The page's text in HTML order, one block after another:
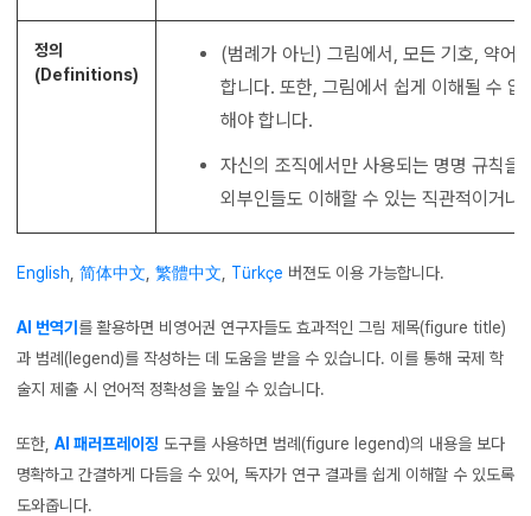
정의
(Definitions)
(범례가 아닌) 그림에서, 모든 기호, 약어
합니다. 또한, 그림에서 쉽게 이해될 수
해야 합니다.
자신의 조직에서만 사용되는 명명 규칙
외부인들도 이해할 수 있는 직관적이거
English 简体中文 繁體中文 Türkçe 버젼도 이용 가능합니다.
AI 번역기 를 활용하면 비영어권 연구자들도 효과적인 그림 제목(figure title)
과 범례(legend)를 작성하는 데 도움을 받을 수 있습니다. 이를 통해 국제 학
술지 제출 시 언어적 정확성을 높일 수 있습니다.
또한, AI 패러프레이징 도구를 사용하면 범례(figure legend)의 내용을 보다
명확하고 간결하게 다듬을 수 있어, 독자가 연구 결과를 쉽게 이해할 수 있도록
도와줍니다.